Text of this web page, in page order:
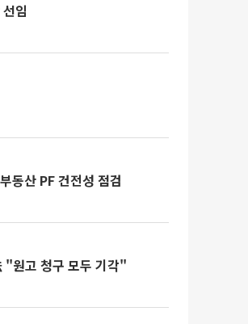
임
동산 PF 건전성 점검
원고 청구 모두 기각"